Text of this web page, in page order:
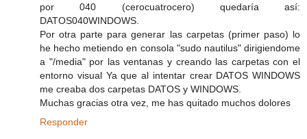
por 040 (cerocuatrocero) quedaría así:
DATOS040WINDOWS.
Por otra parte para generar las carpetas (primer paso) lo
he hecho metiendo en consola "sudo nautilus" dirigiendome
a "/media" por las ventanas y creando las carpetas con el
entorno visual Ya que al intentar crear DATOS WINDOWS
me creaba dos carpetas DATOS y WINDOWS.
Muchas gracias otra vez, me has quitado muchos dolores
Responder